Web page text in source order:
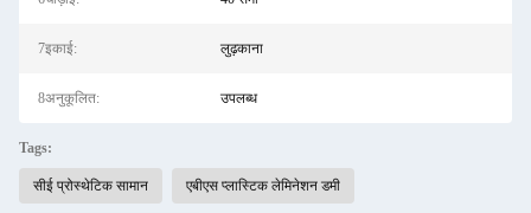
7इकाई: लुढ़काना
8अनुकूलित: उपलब्ध
Tags:
सीई प्रोस्थेटिक सामान एबीएस प्लास्टिक लेमिनेशन डमी